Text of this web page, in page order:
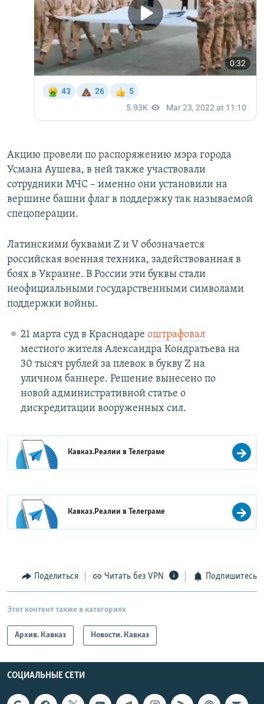
Акцию провели по распоряжению мэра города
Усмана Аушева, в ней также участвовали
сотрудники МЧС – именно они установили на
вершине башни флаг в поддержку так называемой
спецоперации.
Латинскими буквами Z и V обозначается
российская военная техника, задействованная в
боях в Украине. В России эти буквы стали
неофициальными государственными символами
поддержки войны.
21 марта суд в Краснодаре оштрафовал
местного жителя Александра Кондратьева на
30 тысяч рублей за плевок в букву Z на
уличном баннере. Решение вынесено по
новой административной статье о
дискредитации вооруженных сил.
Кавказ.Реалии вТелеграме
Кавказ.Реалии вТелеграме
Поделиться Читать без VPN Подпишитесь
Этот контент также в категориях
Архив. Кавказ Новости. Кавказ
СОЦИАЛЬНЫЕ СЕТИ